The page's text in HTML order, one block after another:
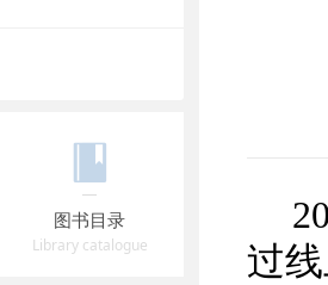
图书目录
Library catalogue
过